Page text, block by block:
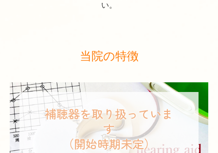
い。
当院の特徴
補聴器を取り扱っていま
す
（開始時期未定）